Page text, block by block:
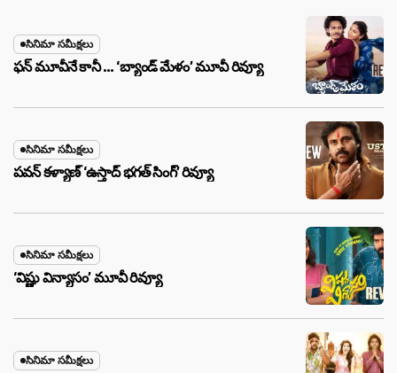
సినిమా సమీక్షలు
ఫన్ మూవీనే కానీ … ‘బ్యాండ్‌ మేళం’ మూవీ రివ్యూ
సినిమా సమీక్షలు
పవన్ కళ్యాణ్ ‘ఉస్తాద్ భ‌గ‌త్ సింగ్’ రివ్యూ
సినిమా సమీక్షలు
‘విష్ణు విన్యాసం’ మూవీ రివ్యూ
సినిమా సమీక్షలు